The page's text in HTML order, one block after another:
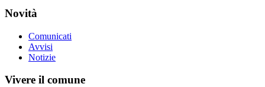
Novità
Comunicati
Avvisi
Notizie
Vivere il comune